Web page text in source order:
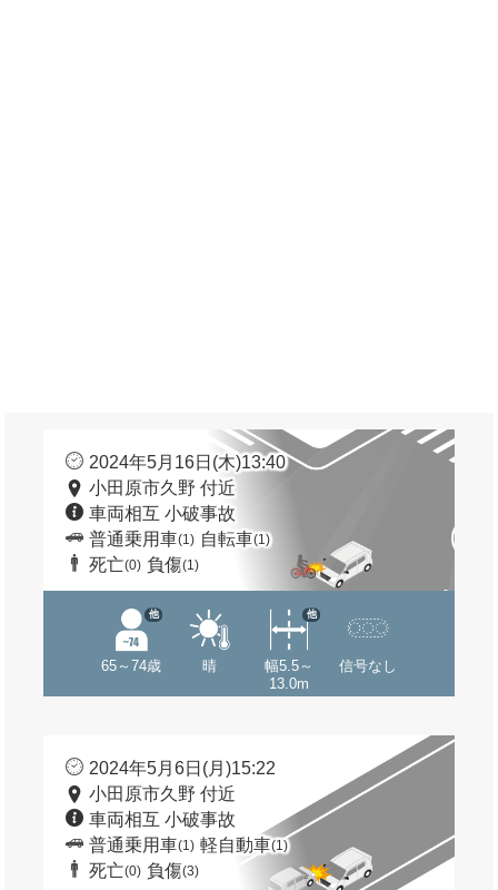
2024年5月16日(木)13:40
小田原市久野 付近
車両相互 小破事故
普通乗用車(1) 自転車(1)
死亡(0) 負傷(1)
65～74歳
他
晴
幅5.5～
13.0m
他
信号なし
2024年5月6日(月)15:22
小田原市久野 付近
車両相互 小破事故
普通乗用車(1) 軽自動車(1)
死亡(0) 負傷(3)